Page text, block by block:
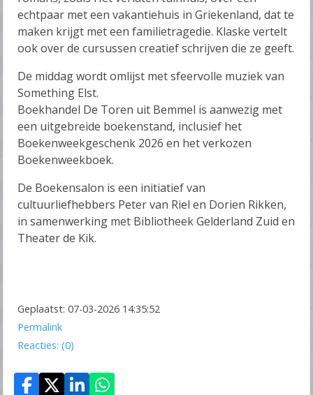
echtpaar met een vakantiehuis in Griekenland, dat te
maken krijgt met een familietragedie. Klaske vertelt
ook over de cursussen creatief schrijven die ze geeft.
De middag wordt omlijst met sfeervolle muziek van
Something Elst.
Boekhandel De Toren uit Bemmel is aanwezig met
een uitgebreide boekenstand, inclusief het
Boekenweekgeschenk 2026 en het verkozen
Boekenweekboek.
De Boekensalon is een initiatief van
cultuurliefhebbers Peter van Riel en Dorien Rikken,
in samenwerking met Bibliotheek Gelderland Zuid en
Theater de Kik.
Geplaatst: 07-03-2026 14:35:52
Permalink
Reacties: (0)